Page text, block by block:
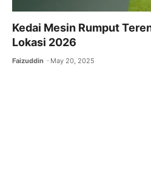
Kedai Mesin Rumput
Lokasi 2026
Faizuddin May 20, 2025